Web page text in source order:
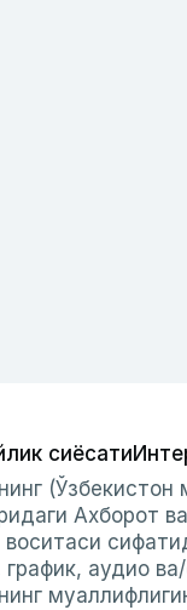
сиёсати
Ахборот
аудио